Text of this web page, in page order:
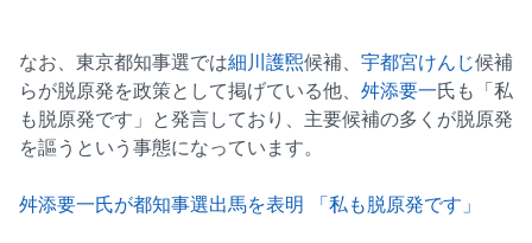
なお、東京都知事選では細川護煕候補、 宇都宮けんじ候補
らが脱原発を政策として掲げている他、 舛添要一氏も「私
も脱原発です」と発言しており、主要候補の多くが脱原発
を謳うという事態になっています。
舛添要一氏が都知事選出馬を表明 「私も脱原発です」